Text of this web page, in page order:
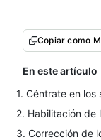
Copiar como
En este artículo
1. Céntrate en
2. Habilitación de
3. Corrección de